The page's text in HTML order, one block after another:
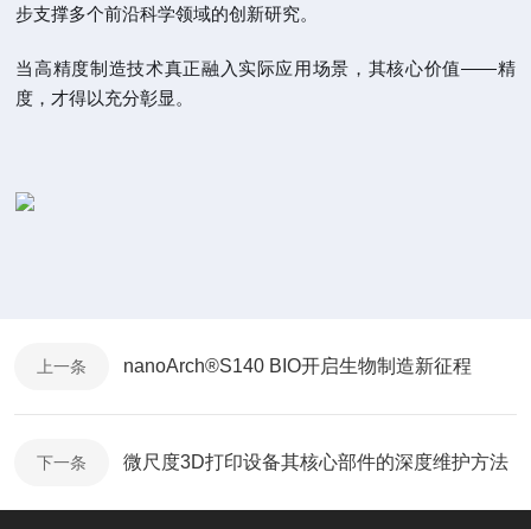
步支撑多个前沿科学领域的创新研究。
当高精度制造技术真正融入实际应用场景，其核心价值——精
度，才得以充分彰显。
上一条 nanoArch®S140 BIO开启生物制造新征程
下一条 微尺度3D打印设备其核心部件的深度维护方法